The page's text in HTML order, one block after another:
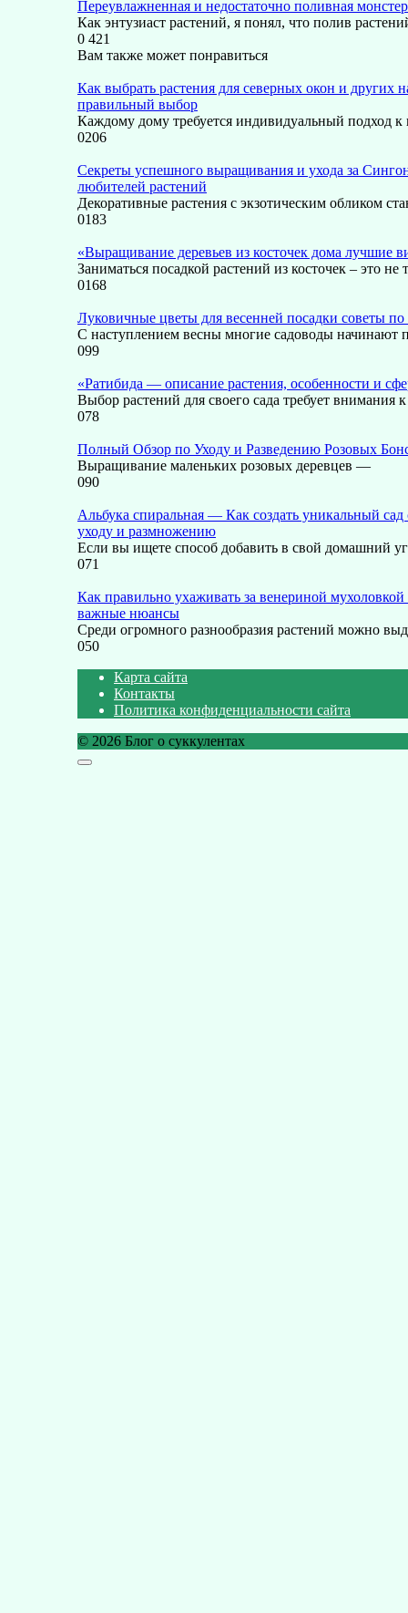
Переувлажненная и недостаточно поливная
Как энтузиаст растений, я понял, что полив
0 421
Вам также может понравиться
Как выбрать растения для северных окон и других
правильный выбор
Каждому дому требуется индивидуальный подход к
0206
Секреты успешного выращивания и ухода за
любителей растений
Декоративные растения с экзотическим обликом
0183
«Выращивание деревьев из косточек дома лучшие
Заниматься посадкой растений из косточек – это не
0168
Луковичные цветы для весенней посадки советы
С наступлением весны многие садоводы начинают
099
«Ратибида — описание растения, особенности и
Выбор растений для своего сада требует внимания
078
Полный Обзор по Уходу и Разведению Розовых
Выращивание маленьких розовых деревцев —
090
Альбука спиральная — Как создать уникальный
уходу и размножению
Если вы ищете способ добавить в свой домашний
071
Как правильно ухаживать за венериной
важные нюансы
Среди огромного разнообразия растений можно
050
Карта сайта
Контакты
Политика конфиденциальности сайта
© 2026 Блог о суккулентах